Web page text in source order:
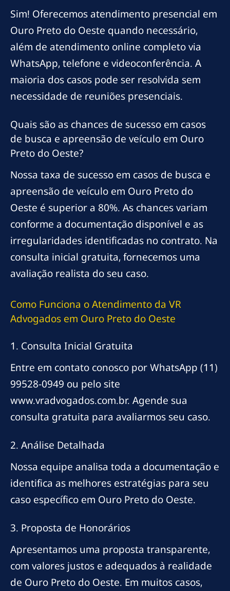
Sim! Oferecemos atendimento presencial em
Ouro Preto do Oeste quando necessário,
além de atendimento online completo via
WhatsApp, telefone e videoconferência. A
maioria dos casos pode ser resolvida sem
necessidade de reuniões presenciais.
Quais são as chances de sucesso em casos
de busca e apreensão de veículo em Ouro
Preto do Oeste?
Nossa taxa de sucesso em casos de busca e
apreensão de veículo em Ouro Preto do
Oeste é superior a 80%. As chances variam
conforme a documentação disponível e as
irregularidades identificadas no contrato. Na
consulta inicial gratuita, fornecemos uma
avaliação realista do seu caso.
Como Funciona o Atendimento da VR
Advogados em Ouro Preto do Oeste
1. Consulta Inicial Gratuita
Entre em contato conosco por WhatsApp (11)
99528-0949 ou pelo site
www.vradvogados.com.br. Agende sua
consulta gratuita para avaliarmos seu caso.
2. Análise Detalhada
Nossa equipe analisa toda a documentação e
identifica as melhores estratégias para seu
caso específico em Ouro Preto do Oeste.
3. Proposta de Honorários
Apresentamos uma proposta transparente,
com valores justos e adequados à realidade
de Ouro Preto do Oeste. Em muitos casos,